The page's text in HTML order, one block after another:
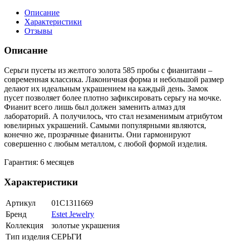
Описание
Характеристики
Отзывы
Описание
Серьги пусеты из желтого золота 585 пробы с фианитами –
современная классика. Лаконичная форма и небольшой размер
делают их идеальным украшением на каждый день. Замок
пусет позволяет более плотно зафиксировать серьгу на мочке.
Фианит всего лишь был должен заменить алмаз для
лабораторий. А получилось, что стал незаменимым атрибутом
ювелирных украшений. Самыми популярными являются,
конечно же, прозрачные фианиты. Они гармонируют
совершенно с любым металлом, с любой формой изделия.
Гарантия: 6 месяцев
Характеристики
Артикул
01С1311669
Бренд
Estet Jewelry
Коллекция
золотые украшения
Тип изделия СЕРЬГИ